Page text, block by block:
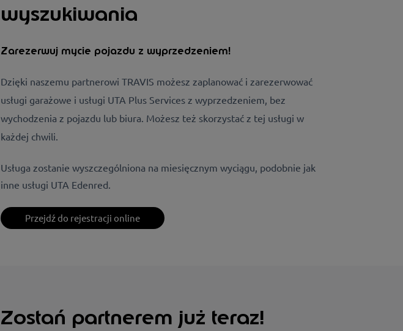
wyszukiwania
Zarezerwuj mycie pojazdu z wyprzedzeniem!
Dzięki naszemu partnerowi TRAVIS możesz zaplanować i zarezerwować
usługi garażowe i usługi UTA Plus Services z wyprzedzeniem, bez
wychodzenia z pojazdu lub biura. Możesz też skorzystać z tej usługi w
każdej chwili.
Usługa zostanie wyszczególniona na miesięcznym wyciągu, podobnie jak
inne usługi UTA Edenred.
Przejdź do rejestracji online
Zostań partnerem już teraz!